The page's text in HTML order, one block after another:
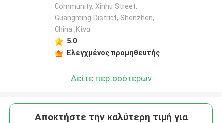
Community, Xinhu Street,
Guangming District, Shenzhen,
China ,Κίνα
5.0
Ελεγχμένος προμηθευτής
Δείτε περισσότερων
Αποκτήστε την καλύτερη τιμή για